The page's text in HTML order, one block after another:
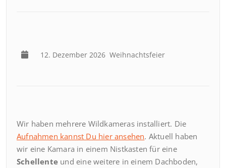
12. Dezember 2026 Weihnachtsfeier
Wir haben mehrere Wildkameras installiert. Die
Aufnahmen kannst Du hier ansehen. Aktuell haben
wir eine Kamara in einem Nistkasten für eine
Schellente und eine weitere in einem Dachboden,